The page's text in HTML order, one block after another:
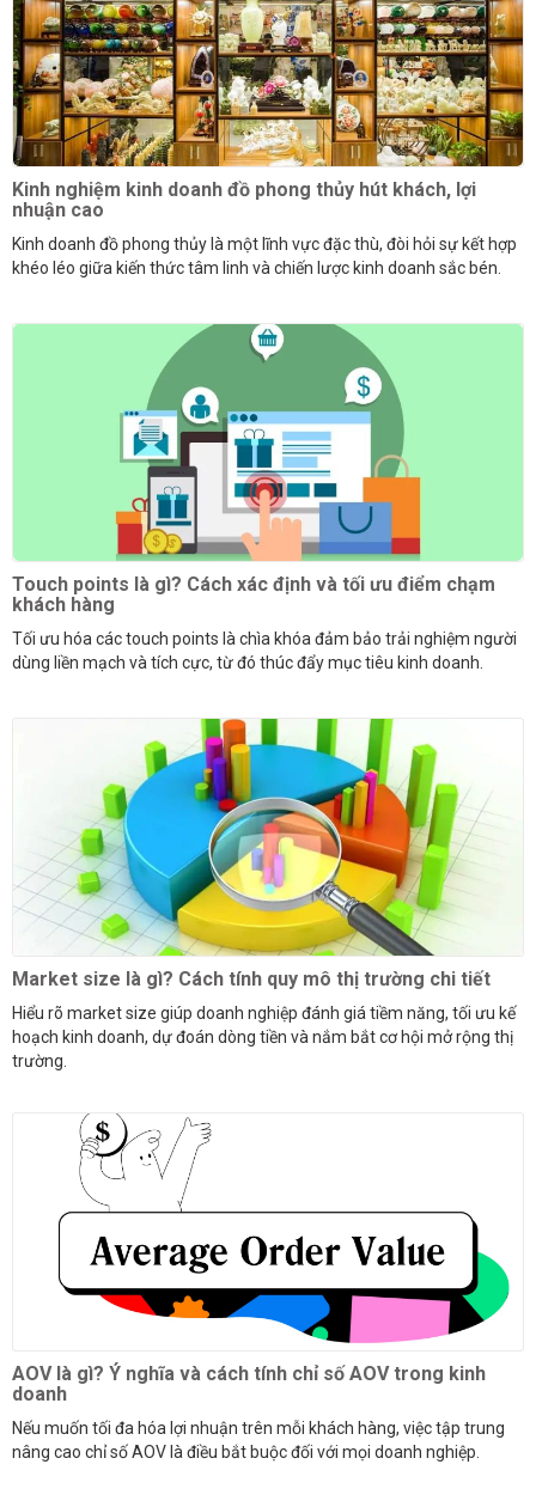
Kinh nghiệm kinh doanh đồ phong thủy hút khách, lợi
nhuận cao
Kinh doanh đồ phong thủy là một lĩnh vực đặc thù, đòi hỏi sự kết hợp
khéo léo giữa kiến thức tâm linh và chiến lược kinh doanh sắc bén.
Touch points là gì? Cách xác định và tối ưu điểm chạm
khách hàng
Tối ưu hóa các touch points là chìa khóa đảm bảo trải nghiệm người
dùng liền mạch và tích cực, từ đó thúc đẩy mục tiêu kinh doanh.
Market size là gì? Cách tính quy mô thị trường chi tiết
Hiểu rõ market size giúp doanh nghiệp đánh giá tiềm năng, tối ưu kế
hoạch kinh doanh, dự đoán dòng tiền và nắm bắt cơ hội mở rộng thị
trường.
AOV là gì? Ý nghĩa và cách tính chỉ số AOV trong kinh
doanh
Nếu muốn tối đa hóa lợi nhuận trên mỗi khách hàng, việc tập trung
nâng cao chỉ số AOV là điều bắt buộc đối với mọi doanh nghiệp.